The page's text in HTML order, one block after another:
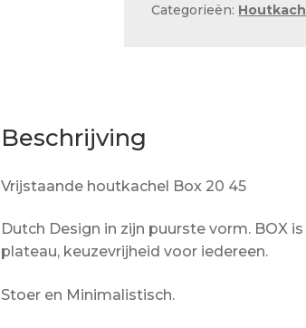
Categorieën:
Beschrijving
Vrijstaande houtkachel Box 20 45
Dutch Design in zijn puurste vorm. BOX
plateau, keuzevrijheid voor iedereen.
Stoer en Minimalistisch.